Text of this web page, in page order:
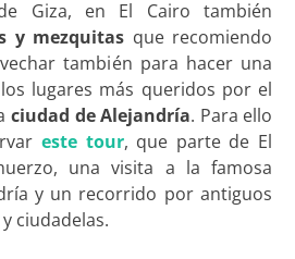
Giza, en El Cairo también
y mezquitas que recomiendo
también para hacer una
lugares más queridos por el
ciudad de Alejandría. Para ello
este tour, que parte de El
una visita a la famosa
y un recorrido por antiguos
ciudadelas.